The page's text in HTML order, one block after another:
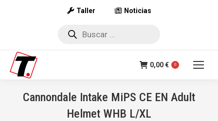
Taller Noticias
Búsqueda
0,00€ 0
Cannondale Intake MiPS CE EN Adult
Helmet WHB L/XL